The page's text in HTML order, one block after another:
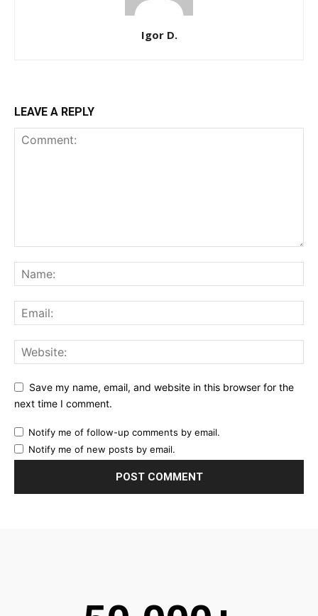
Igor D.
LEAVE A REPLY
Save my name, email, and website in this browser for the
next time I comment.
Notify me of follow-up comments by email.
Notify me of new posts by email.